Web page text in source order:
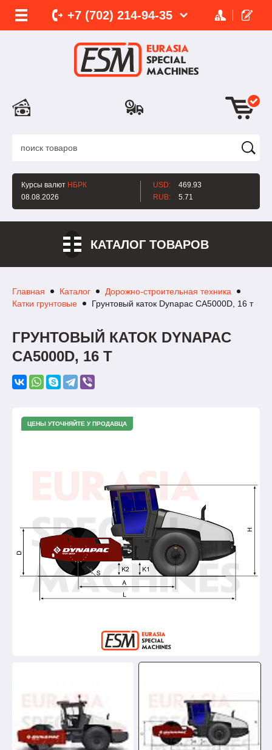
+7 (702) 214-94-35
Курсы валют НБРК
08.08.2026
USD:
469.93
RUB:
5.71
КАТАЛОГ ТОВАРОВ
Главная Каталог
Дорожно-строительная техника
Катки грунтовые
Грунтовый каток Dynapac CA5000D, 16 т
ГРУНТОВЫЙ КАТОК DYNAPAC
CA5000D, 16 Т
ЦЕНЫ УТОЧНЯЙТЕ У ПРОДАВЦА